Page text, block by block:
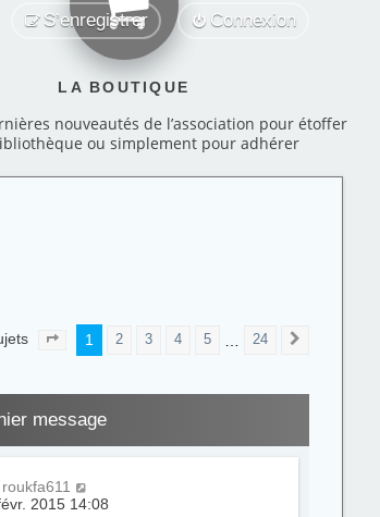
Connexion
S’enregistrer
LA BOUTIQUE
nouveautés de l’association pour étoffer
ou simplement pour adhérer
Page sur 24
1 2 3 4 5 24
message
roukfa611
2015 14:08